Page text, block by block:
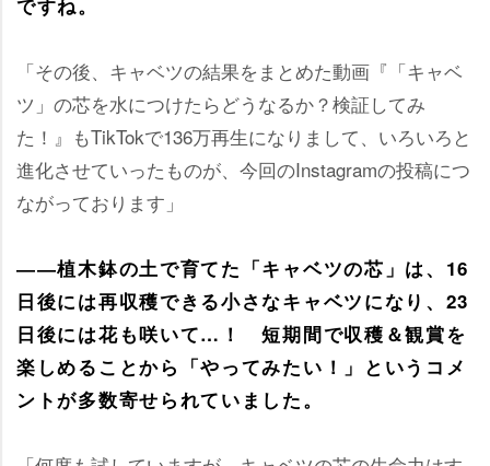
ですね。
「その後、キャベツの結果をまとめた動画『「キャベ
ツ」の芯を水につけたらどうなるか？検証してみ
た！』もTikTokで136万再生になりまして、いろいろと
進化させていったものが、今回のInstagramの投稿につ
ながっております」
――植木鉢の土で育てた「キャベツの芯」は、16
日後には再収穫できる小さなキャベツになり、23
日後には花も咲いて…！ 短期間で収穫＆観賞を
楽しめることから「やってみたい！」というコメ
ントが多数寄せられていました。